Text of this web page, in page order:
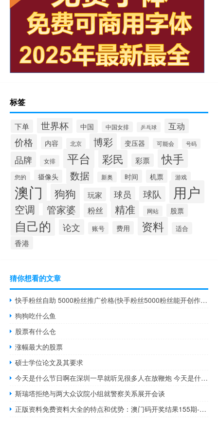
标签
下单 世界杯 中国 中国女排 乒乓球 互动
价格 内容 北京 博彩 变压器 可能会 号码
品牌 女排 平台 彩民 彩票 快手
您的 摄像头 数据 新奥 时间 机票 游戏
澳门 狗狗 玩家 球员 球队 用户
空调 管家婆 粉丝 精准 网站 股票
自己的 论文 账号 费用 资料 适合
香港
猜你想看的文章
快手粉丝自助 5000粉丝推广价格(快手粉丝5000粉丝能开创作者)
狗狗吃什么鱼
股票有什么仓
涨幅最大的股票
硕士学位论文及其要求
今天是什么节日啊在深圳一早就听见很多人在放鞭炮 今天是什么日子放鞭炮
斯瑞塔拒绝与两大众议院小组就警察关系展开会谈
正版资料免费资料大全的特点和优势：澳门码开奖结果155期-辅助精确分析-2094.PL.211